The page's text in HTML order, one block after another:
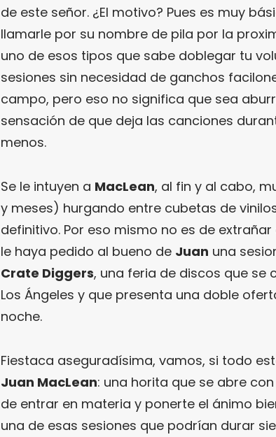
de este señor. ¿El motivo? Pues es muy
llamarle por su nombre de pila por la
uno de esos tipos que sabe doblegar tu
sesiones sin necesidad de ganchos
campo, pero eso no significa que sea
sensación de que deja las canciones
menos.
Se le intuyen a MacLean, al fin y al cabo,
y meses) hurgando entre cubetas de
definitivo. Por eso mismo no es de
le haya pedido al bueno de Juan una
Crate Diggers, una feria de discos que se
Los Ángeles y que presenta una doble
noche.
Fiestaca aseguradísima, vamos, si todo
Juan MacLean: una horita que se abre
de entrar en materia y ponerte el ánimo
una de esas sesiones que podrían durar